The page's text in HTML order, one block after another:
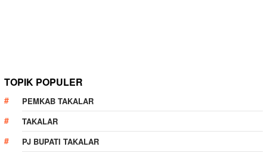
TOPIK POPULER
PEMKAB TAKALAR
TAKALAR
PJ BUPATI TAKALAR